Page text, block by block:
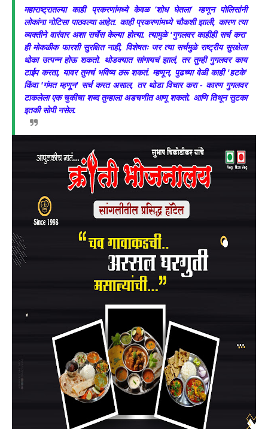
महाराष्ट्रातल्या काही प्रकरणांमध्ये केवळ ‘शोध घेतला’ म्हणून पोलिसांनी
लोकांना नोटिसा पाठवल्या आहेत. काही प्रकरणांमध्ये चौकशी झाली, कारण त्या
व्यक्तीने वारंवार अशा सर्चेस केल्या होत्या. त्यामुळे 'गुगलवर काहीही सर्च करा'
ही मोकळीक फारशी सुरक्षित नाही, विशेषतः जर त्या सर्चमुळे राष्ट्रीय सुरक्षेला
धोका उत्पन्न होऊ शकतो. थोडक्यात सांगायचं झालं, तर तुम्ही गुगलवर काय
टाईप करता, यावर तुमचं भविष्य ठरू शकतं. म्हणून, पुढच्या वेळी काही 'हटके'
किंवा 'गंमत म्हणून' सर्च करत असाल, तर थोडा विचार करा - कारण गुगलवर
टाकलेला एक चुकीचा शब्द तुम्हाला अडचणीत आणू शकतो. आणि तिथून सुटका
इतकी सोपी नसेल.